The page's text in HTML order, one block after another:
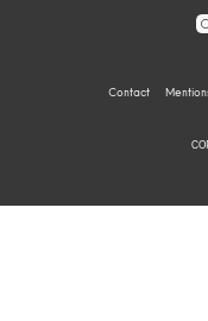
Contact